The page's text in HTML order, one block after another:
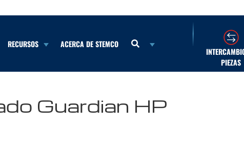
RECURSOS ACERCA DE STEMCO
PIEZAS
Guardian HP